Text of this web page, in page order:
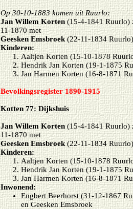
Op 30-10-1883 komen uit Ruurlo:
Jan Willem Korten(15-4-1841 Ruurlo)
11-1870 met
Geesken Emsbroek(22-11-1834
Kinderen:
Aaltjen Korten (15-10-1878
Hendrik Jan Korten (19-1-1875
Jan Harmen Korten (16-8-1871
Bevolkingsregister 1890-1915
Kotten 77: Dijkshuis
Jan Willem Korten(15-4-1841 Ruurlo)
11-1870 met
Geesken Emsbroek(22-11-1834
Kinderen:
Aaltjen Korten (15-10-1878
Hendrik Jan Korten (19-1-1875
Jan Harmen Korten (16-8-1871
Inwonend:
Engbert Beerhorst (31-12-1867
en Geesken Emsbroek